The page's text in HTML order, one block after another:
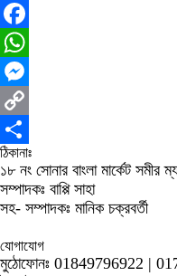
Facebook
WhatsApp
Messenger
Copy
Link
Share
ঠিকানাঃ
১৮ নং সোনার বাংলা মার্কেট
সম্পাদকঃ বাপ্পি সাহা
সহ- সম্পাদকঃ মানিক চক্রবর্তী
যোগাযোগ
মুঠোফোনঃ 01849796922 |